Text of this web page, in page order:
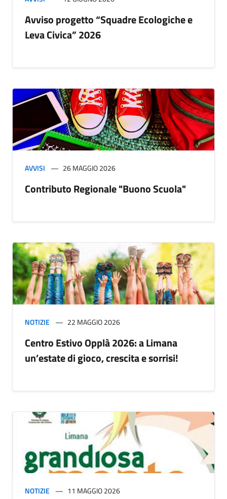
Avviso progetto “Squadre Ecologiche e
Leva Civica” 2026
AVVISI 26 MAGGIO 2026
Contributo Regionale "Buono Scuola"
NOTIZIE 22 MAGGIO 2026
Centro Estivo Opplà 2026: a Limana
un’estate di gioco, crescita e sorrisi!
NOTIZIE 11 MAGGIO 2026